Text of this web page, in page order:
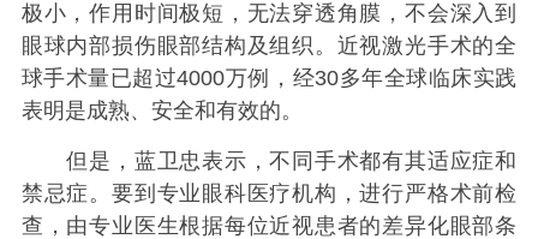
极小，作用时间极短，无法穿透角膜，不会深入到
眼球内部损伤眼部结构及组织。近视激光手术的全
球手术量已超过4000万例，经30多年全球临床实践
表明是成熟、安全和有效的。
但是，蓝卫忠表示，不同手术都有其适应症和
禁忌症。要到专业眼科医疗机构，进行严格术前检
查，由专业医生根据每位近视患者的差异化眼部条